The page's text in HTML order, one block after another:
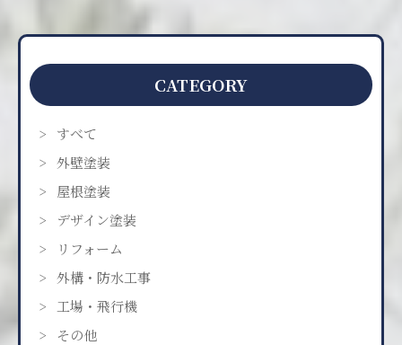
CATEGORY
すべて
外壁塗装
屋根塗装
デザイン塗装
リフォーム
外構・防水工事
工場・飛行機
その他